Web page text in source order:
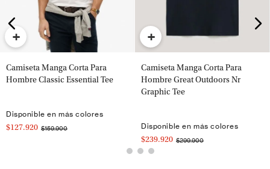
+
Camiseta Manga Corta Para
Hombre Classic Essential Tee
Disponible en más colores
$127.920 $159.900
+
Camiseta Manga Corta Para
Hombre Great Outdoors Nr
Graphic Tee
Disponible en más colores
$239.920 $299.900